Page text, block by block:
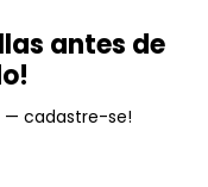
antes de
— cadastre-se!